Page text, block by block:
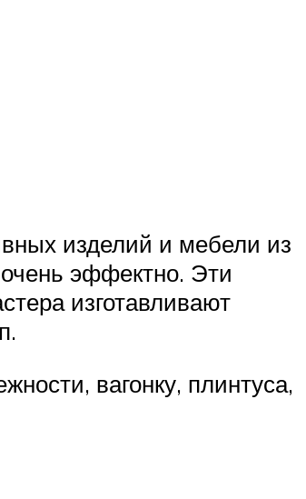
изделий и мебели из
эффектно. Эти
изготавливают
вагонку, плинтуса,